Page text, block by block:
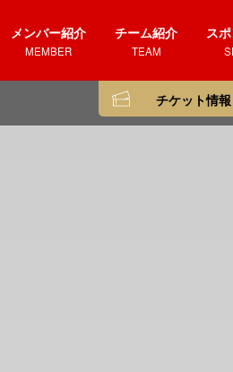
メンバー紹介
MEMBER
チーム紹介
TEAM
ス
チケット情報